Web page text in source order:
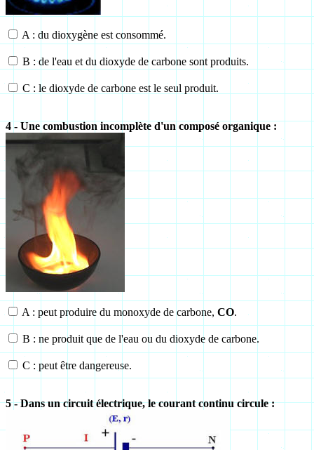
A : du dioxygène est consommé.
B : de l'eau et du dioxyde de carbone sont produits.
C : le dioxyde de carbone est le seul produit.
4 - Une combustion incomplète d'un composé organique :
A : peut produire du monoxyde de carbone, CO.
B : ne produit que de l'eau ou du dioxyde de carbone.
C : peut être dangereuse.
5 - Dans un circuit électrique, le courant continu circule :